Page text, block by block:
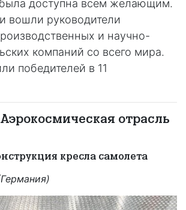
доступна всем желающим.
вошли руководители
и научно-
компаний со всего мира.
победителей в 11
отрасль
кресла самолета